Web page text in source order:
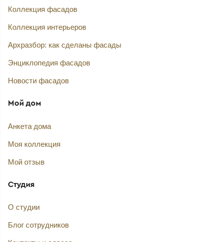
Коллекция фасадов
Коллекция интерьеров
Архразбор: как сделаны фасады
Энциклопедия фасадов
Новости фасадов
Мой дом
Анкета дома
Моя коллекция
Мой отзыв
Студия
О студии
Блог сотрудников